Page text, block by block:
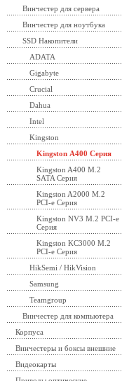
Винчестер для сервера
Винчестер для ноутбука
SSD Накопители
ADATA
Gigabyte
Crucial
Dahua
Intel
Kingston
Kingston А400 Серия
Kingston A400 M.2
SATA Серия
Kingston A2000 M.2
PCI-e Серия
Kingston NV3 M.2 PCI-e
Серия
Kingston KC3000 M.2
PCI-e Серия
HikSemi / HikVision
Samsung
Teamgroup
Винчестер для компьютера
Корпуса
Винчестеры и боксы внешние
Видеокарты